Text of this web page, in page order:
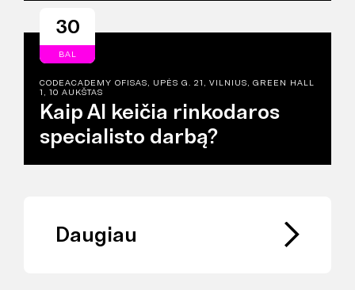
30
BAL
CODEACADEMY OFISAS, UPĖS G. 21, VILNIUS, GREEN HALL
1, 10 AUKŠTAS
Kaip AI keičia rinkodaros
specialisto darbą?
Daugiau